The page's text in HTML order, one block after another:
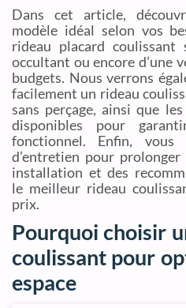
Dans cet article,
modèle idéal selon vos
rideau placard coulissant
occultant ou encore d’une
budgets. Nous verrons
facilement un rideau
sans perçage, ainsi que
disponibles pour
fonctionnel. Enfin, vous
d’entretien pour
installation et des
le meilleur rideau
prix.
Pourquoi choisir
coulissant pour
espace